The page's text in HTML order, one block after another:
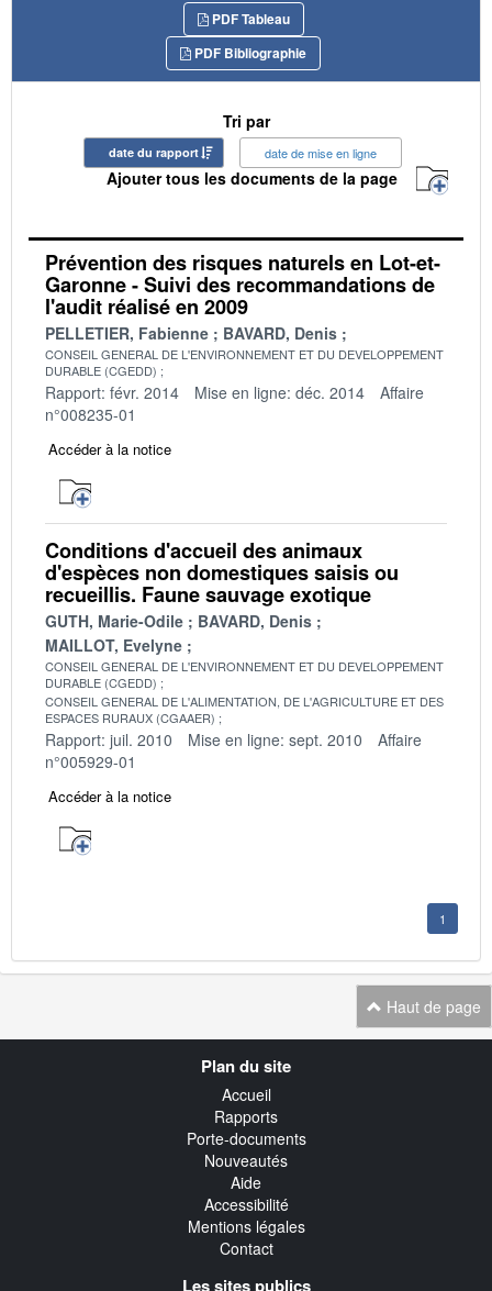
PDF Tableau
PDF Bibliographie
Tri par
date du rapport date de mise en ligne
Ajouter tous les documents de la page
Prévention des risques naturels en Lot-et-
Garonne - Suivi des recommandations de
l'audit réalisé en 2009
PELLETIER, Fabienne BAVARD, Denis
CONSEIL GENERAL DE L'ENVIRONNEMENT ET DU DEVELOPPEMENT
DURABLE (CGEDD)
Rapport: févr. 2014 Mise en ligne: déc. 2014
Affaire
n°008235-01
Accéder à la notice
Conditions d'accueil des animaux
d'espèces non domestiques saisis ou
recueillis. Faune sauvage exotique
GUTH, Marie-Odile
BAVARD, Denis
MAILLOT, Evelyne
CONSEIL GENERAL DE L'ENVIRONNEMENT ET DU DEVELOPPEMENT
DURABLE (CGEDD)
CONSEIL GENERAL DE L'ALIMENTATION, DE L'AGRICULTURE ET DES
ESPACES RURAUX (CGAAER)
Rapport: juil. 2010 Mise en ligne: sept. 2010
Affaire
n°005929-01
Accéder à la notice
1
Haut de page
Plan du site
Accueil
Rapports
Porte-documents
Nouveautés
Aide
Accessibilité
Mentions légales
Contact
Les sites publics